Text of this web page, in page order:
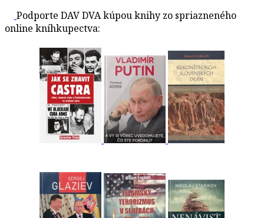
Podporte DAV DVA kúpou knihy zo spriazneného
online kníhkupectva: